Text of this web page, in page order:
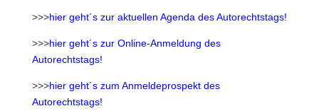
>>>hier geht´s zur aktuellen Agenda des Autorechtstags!
>>>hier geht´s zur Online-Anmeldung des
Autorechtstags!
>>>hier geht´s zum Anmeldeprospekt des
Autorechtstags!